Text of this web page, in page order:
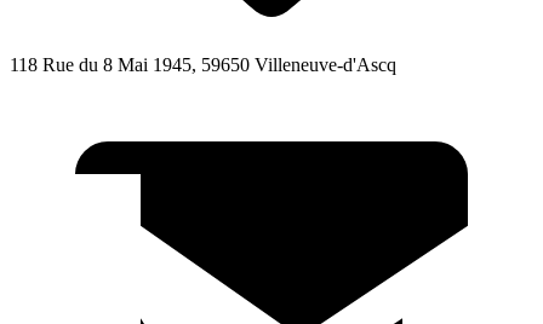
118 Rue du 8 Mai 1945, 59650 Villeneuve-d'Ascq